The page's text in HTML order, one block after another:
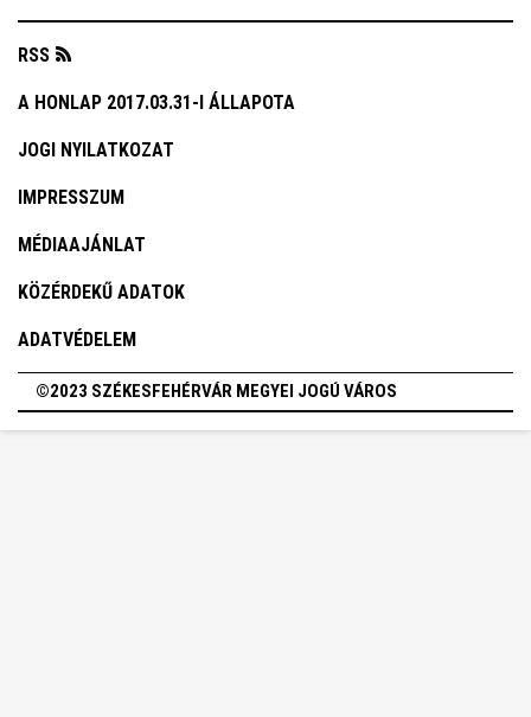
RSS
A HONLAP 2017.03.31-I ÁLLAPOTA
JOGI NYILATKOZAT
IMPRESSZUM
MÉDIAAJÁNLAT
KÖZÉRDEKŰ ADATOK
ADATVÉDELEM
©2023 SZÉKESFEHÉRVÁR MEGYEI JOGÚ VÁROS